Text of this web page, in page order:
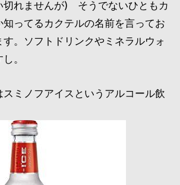
切れませんが) そうでないひともカ
知ってるカクテルの名前を言ってお
。ソフトドリンクやミネラルウォ
。
スミノフアイスというアルコール飲